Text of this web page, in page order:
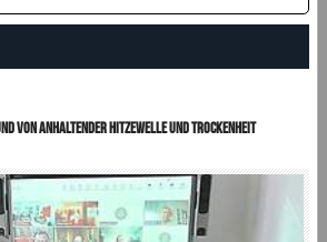
von anhaltender Hitzewelle und Trockenheit